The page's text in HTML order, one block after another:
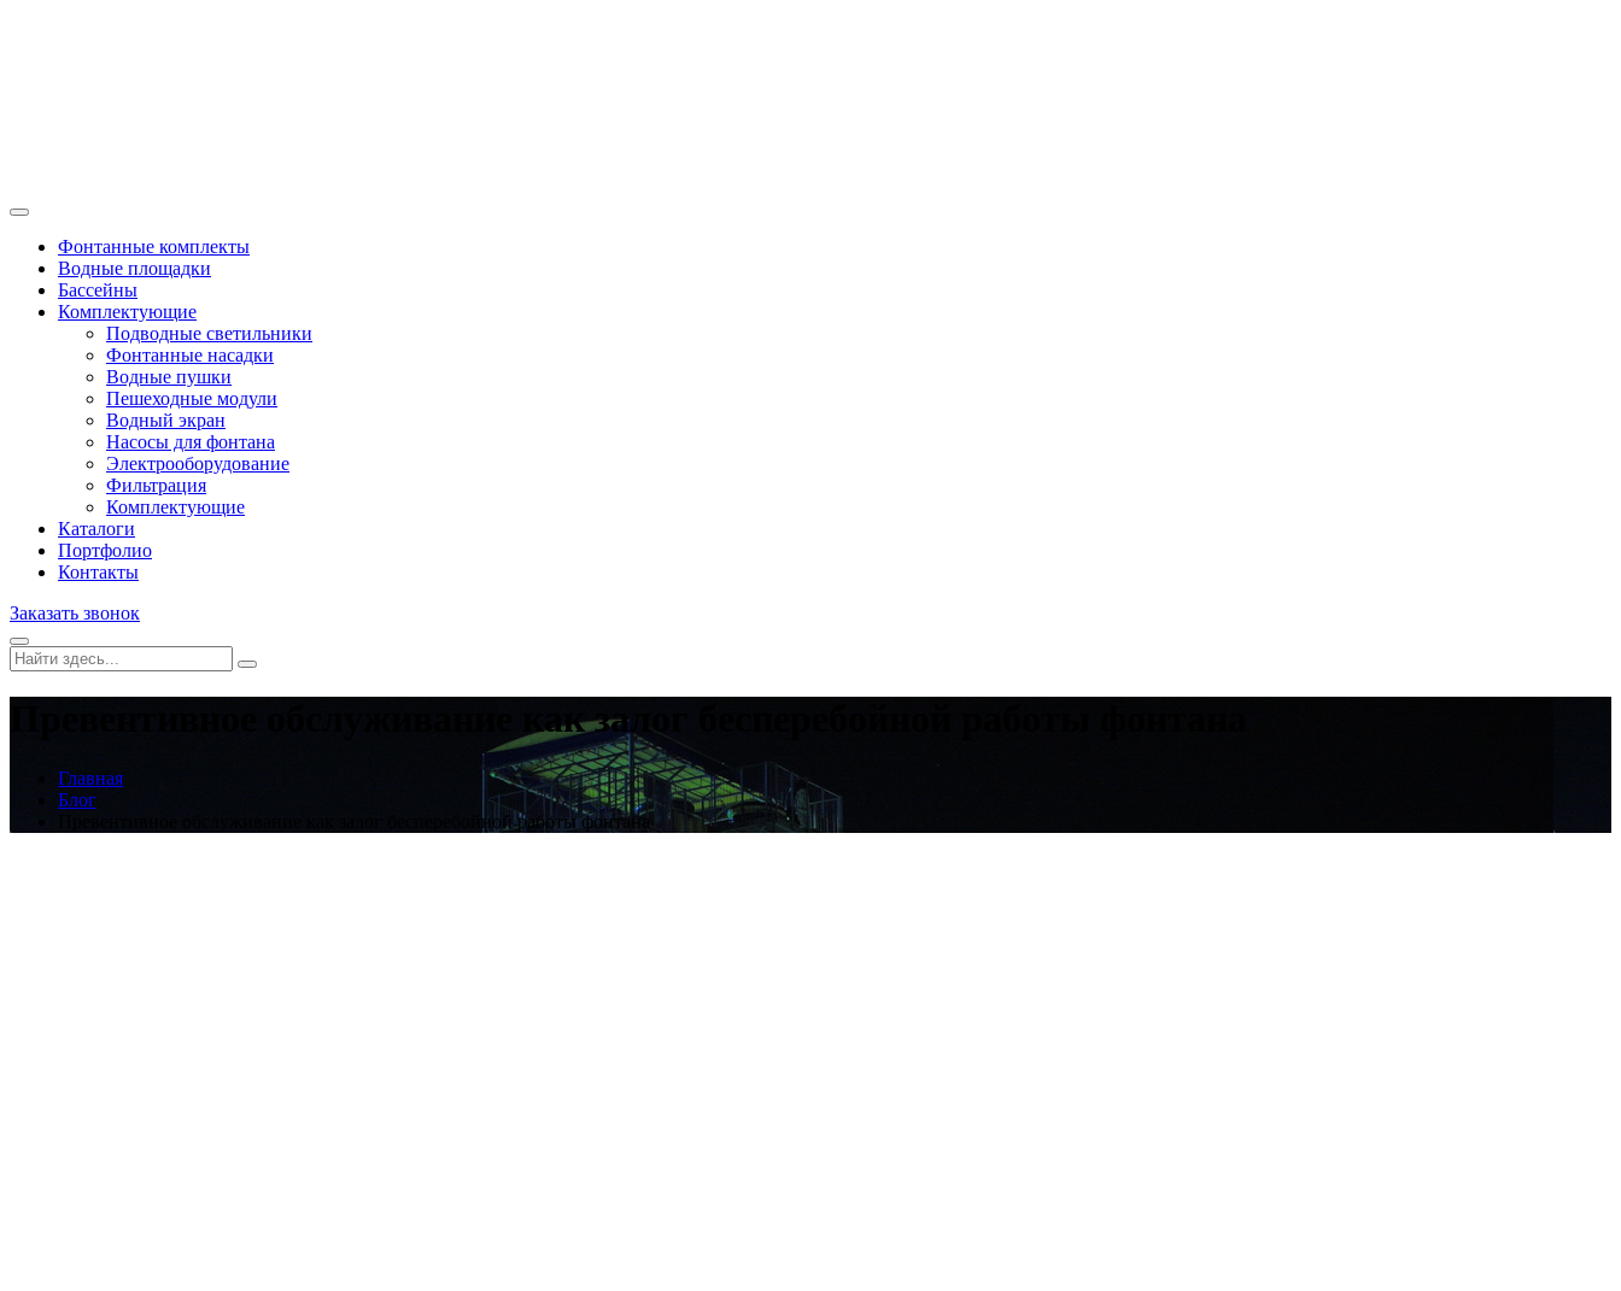
Фонтанные комплекты
Водные площадки
Бассейны
Комплектующие
Подводные светильники
Фонтанные насадки
Водные пушки
Пешеходные модули
Водный экран
Насосы для фонтана
Электрооборудование
Фильтрация
Комплектующие
Каталоги
Портфолио
Контакты
Заказать звонок
Превентивное обслуживание как залог бесперебойной работы фонтана
Главная
Блог
Превентивное обслуживание как залог бесперебойной работы фонтана